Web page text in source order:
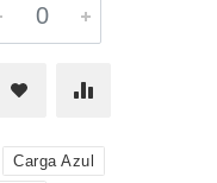
Carga Azul